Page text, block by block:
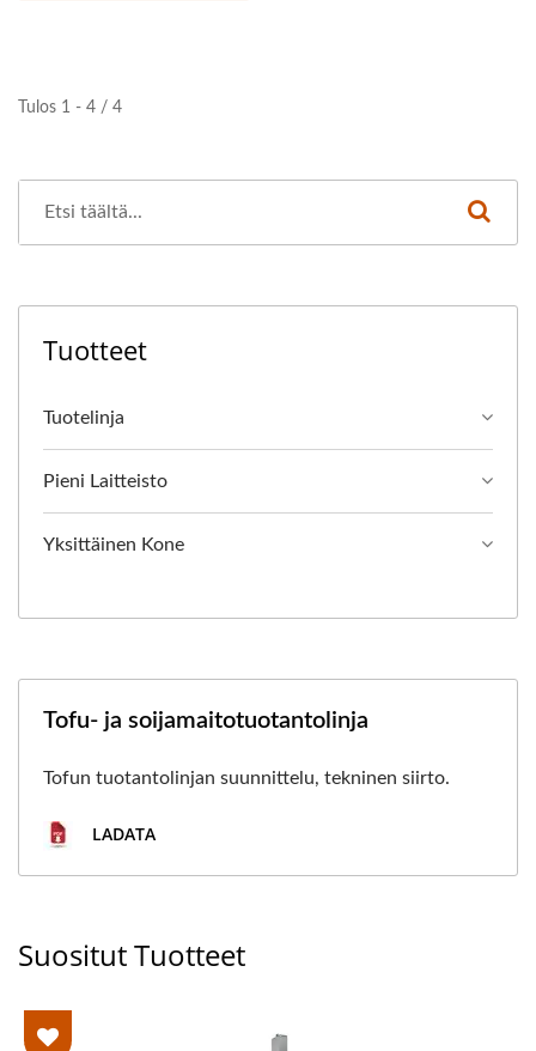
Tulos 1 - 4 / 4
Tuotteet
Tuotelinja
Pieni Laitteisto
Yksittäinen Kone
Tofu- ja soijamaitotuotantolinja
Tofun tuotantolinjan suunnittelu, tekninen siirto.
LADATA
Suositut Tuotteet